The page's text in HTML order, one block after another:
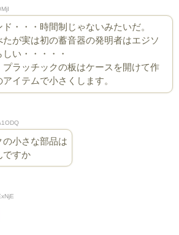
ド・・・時間制じゃないみたいだ。
たが実は初の蓄音器の発明者はエジソ
い・・・・・
プラッチックの板はケースを開けて作
イテムで小さくします。
の小さな部品は
ですか